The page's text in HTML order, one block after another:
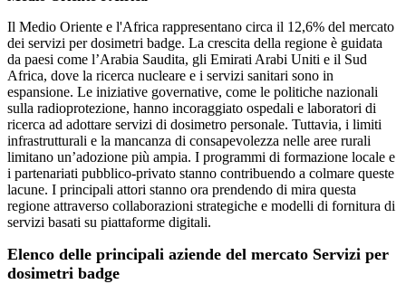
Il Medio Oriente e l'Africa rappresentano circa il 12,6% del mercato
dei servizi per dosimetri badge. La crescita della regione è guidata
da paesi come l’Arabia Saudita, gli Emirati Arabi Uniti e il Sud
Africa, dove la ricerca nucleare e i servizi sanitari sono in
espansione. Le iniziative governative, come le politiche nazionali
sulla radioprotezione, hanno incoraggiato ospedali e laboratori di
ricerca ad adottare servizi di dosimetro personale. Tuttavia, i limiti
infrastrutturali e la mancanza di consapevolezza nelle aree rurali
limitano un’adozione più ampia. I programmi di formazione locale e
i partenariati pubblico-privato stanno contribuendo a colmare queste
lacune. I principali attori stanno ora prendendo di mira questa
regione attraverso collaborazioni strategiche e modelli di fornitura di
servizi basati su piattaforme digitali.
Elenco delle principali aziende del mercato Servizi per
dosimetri badge